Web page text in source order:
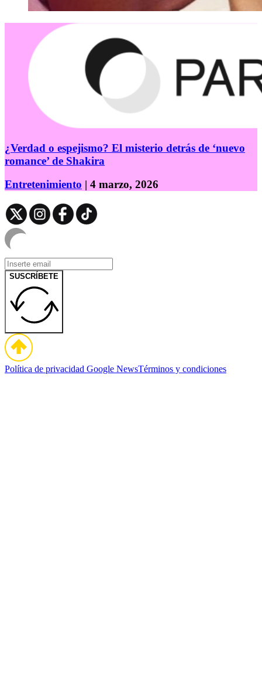
¿Verdad o espejismo? El misterio detrás de ‘nuevo
romance’ de Shakira
Entretenimiento | 4 marzo, 2026
SUSCRÍBETE
Política de privacidad Google NewsTérminos y condiciones